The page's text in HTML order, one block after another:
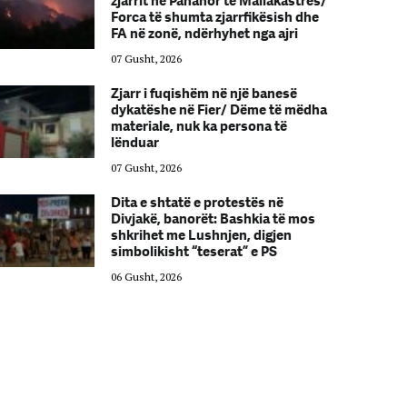
Forca të shumta zjarrfikësish dhe
FA në zonë, ndërhyhet nga ajri
07 Gusht, 2026
Zjarr i fuqishëm në një banesë
dykatëshe në Fier/ Dëme të mëdha
materiale, nuk ka persona të
lënduar
07 Gusht, 2026
Dita e shtatë e protestës në
Divjakë, banorët: Bashkia të mos
shkrihet me Lushnjen, digjen
simbolikisht “teserat” e PS
06 Gusht, 2026